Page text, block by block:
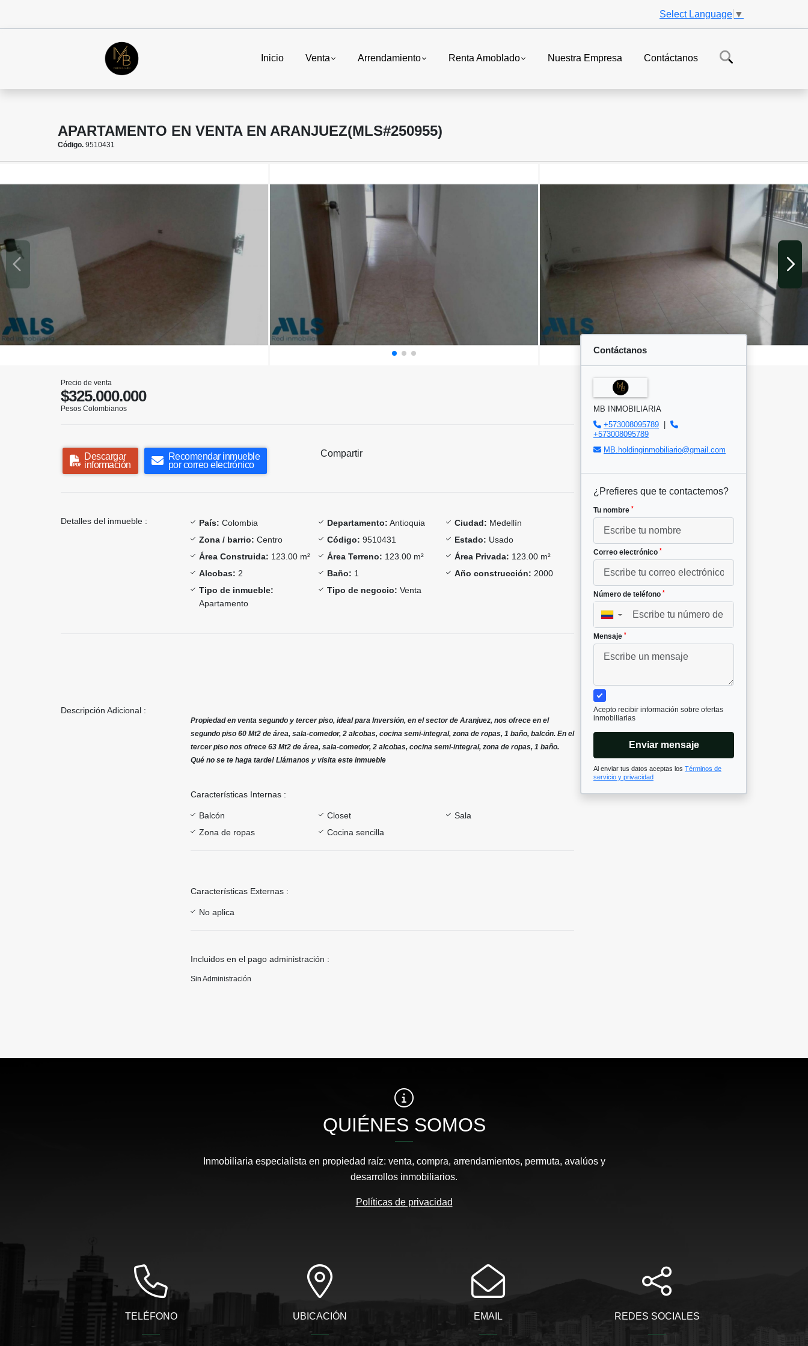
Select Language ▼
Inicio Venta Arrendamiento Renta Amoblado Nuestra Empresa Contáctanos
APARTAMENTO EN VENTA EN ARANJUEZ(MLS#250955)
Código. 9510431
Precio de venta
$325.000.000
Pesos Colombianos
Descargar
información
Recomendar inmueble
por correo electrónico
Compartir
Detalles del inmueble : País: Colombia Departamento: Antioquia Ciudad: Medellín
Zona / barrio: Centro Código: 9510431 Estado: Usado
Área Construida: 123.00 m² Área Terreno: 123.00 m² Área Privada: 123.00 m²
Alcobas: 2 Baño: 1 Año construcción: 2000
Tipo de inmueble:
Apartamento
Tipo de negocio: Venta
Descripción Adicional :
Propiedad en venta segundo y tercer piso, ideal para Inversión, en el sector de Aranjuez, nos ofrece en el
segundo piso 60 Mt2 de área, sala-comedor, 2 alcobas, cocina semi-integral, zona de ropas, 1 baño, balcón. En el
tercer piso nos ofrece 63 Mt2 de área, sala-comedor, 2 alcobas, cocina semi-integral, zona de ropas, 1 baño.
Qué no se te haga tarde! Llámanos y visita este inmueble
Características Internas :
Balcón Closet
Sala
Zona de ropas
Cocina sencilla
Características Externas :
No aplica
Incluidos en el pago administración :
Sin Administración
Contáctanos
MB INMOBILIARIA
+573008095789
+573008095789
MB.holdinginmobiliario@gmail.com
¿Prefieres que te contactemos?
Tu nombre *
Correo electrónico *
Número de teléfono *
▼
Mensaje *
Acepto recibir información sobre ofertas
inmobiliarias
Enviar mensaje
Al enviar tus datos aceptas los Términos de
servicio y privacidad
QUIÉNES SOMOS
Inmobiliaria especialista en propiedad raíz: venta, compra, arrendamientos, permuta, avalúos y
desarrollos inmobiliarios.
Políticas de privacidad
TELÉFONO UBICACIÓN EMAIL REDES SOCIALES